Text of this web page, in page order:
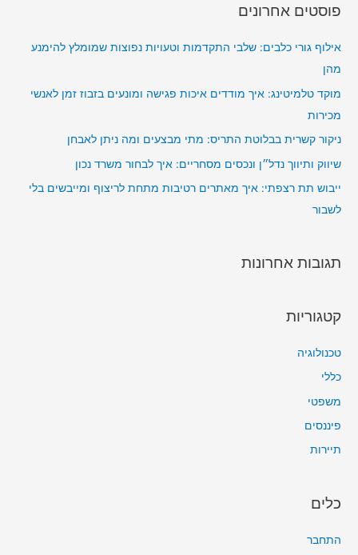
:
פוסטים אחרונים
אילוף גורי כלבים: שלבי התקדמות וטעויות נפוצות שמומלץ להימנע
מהן
מוקד טלמיטינג: איך מודדים איכות פגישה ומונעים בזבוז זמן לאנשי
מכירות
ניקור קשרית בבלוטת התריס: מתי מבצעים ומה ניתן לאבחן
שיווק ותיווך נדל״ן ונכסים מסחריים: איך לבחור משרד נכון
ייבוש תת רצפתי: איך מאתרים רטיבות מתחת לריצוף ומייבשים בלי
לשבור
תגובות אחרונות
קטגוריות
טכנולוגיה
כללי
משפטי
פיננסים
תיירות
כלים
התחבר